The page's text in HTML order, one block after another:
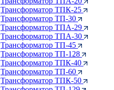
Трансформатор ТПК-25
Трансформатор ТП-30
Трансформатор ТПА-29
Трансформатор ТПА-30
Трансформатор ТП-45
Трансформатор ТП-128
Трансформатор ТПК-40
Трансформатор ТП-60
Трансформатор ТПК-50